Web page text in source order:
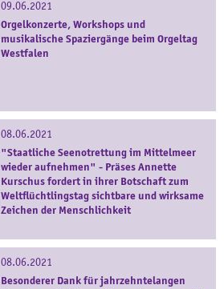
09.06.2021
Orgelkonzerte, Workshops und
musikalische Spaziergänge beim Orgeltag
Westfalen
08.06.2021
"Staatliche Seenotrettung im Mittelmeer
wieder aufnehmen" - Präses Annette
Kurschus fordert in ihrer Botschaft zum
Weltflüchtlingstag sichtbare und wirksame
Zeichen der Menschlichkeit
08.06.2021
Besonderer Dank für jahrzehntelangen